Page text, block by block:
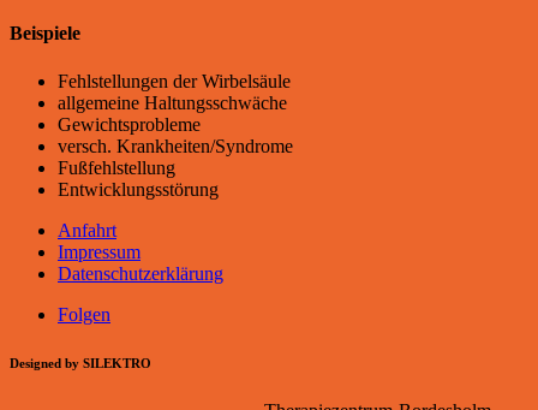
Beispiele
Fehlstellungen der Wirbelsäule
allgemeine Haltungsschwäche
Gewichtsprobleme
versch. Krankheiten/Syndrome
Fußfehlstellung
Entwicklungsstörung
Anfahrt
Impressum
Datenschutzerklärung
Folgen
Designed by SILEKTRO